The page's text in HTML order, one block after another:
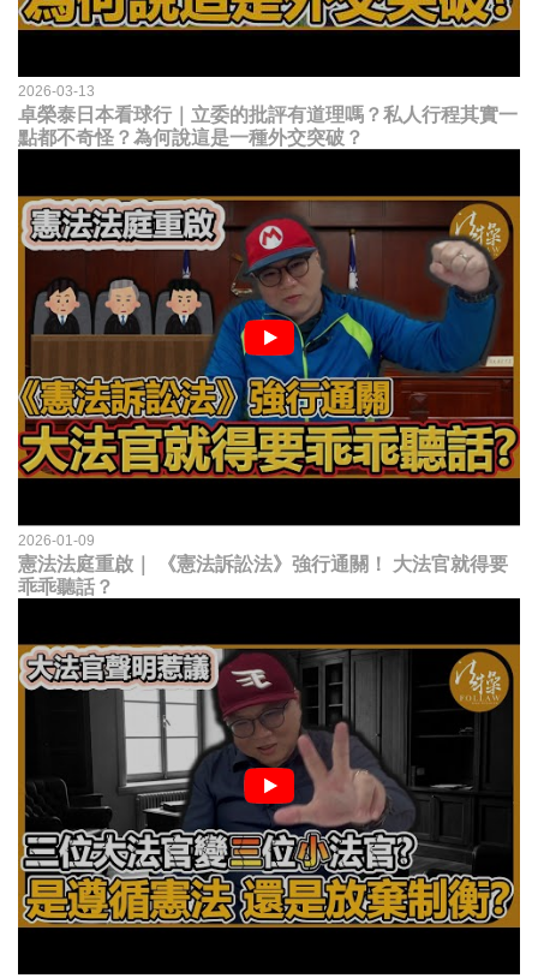
2026-03-13
卓榮泰日本看球行｜立委的批評有道理嗎？私人行程其實一
點都不奇怪？為何說這是一種外交突破？
2026-01-09
憲法法庭重啟｜ 《憲法訴訟法》強行通關！ 大法官就得要
乖乖聽話？